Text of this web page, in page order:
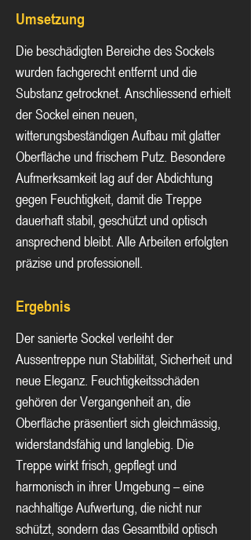
Umsetzung
Die beschädigten Bereiche des Sockels
wurden fachgerecht entfernt und die
Substanz getrocknet. Anschliessend erhielt
der Sockel einen neuen,
witterungsbeständigen Aufbau mit glatter
Oberfläche und frischem Putz. Besondere
Aufmerksamkeit lag auf der Abdichtung
gegen Feuchtigkeit, damit die Treppe
dauerhaft stabil, geschützt und optisch
ansprechend bleibt. Alle Arbeiten erfolgten
präzise und professionell.
Ergebnis
Der sanierte Sockel verleiht der
Aussentreppe nun Stabilität, Sicherheit und
neue Eleganz. Feuchtigkeitsschäden
gehören der Vergangenheit an, die
Oberfläche präsentiert sich gleichmässig,
widerstandsfähig und langlebig. Die
Treppe wirkt frisch, gepflegt und
harmonisch in ihrer Umgebung – eine
nachhaltige Aufwertung, die nicht nur
schützt, sondern das Gesamtbild optisch